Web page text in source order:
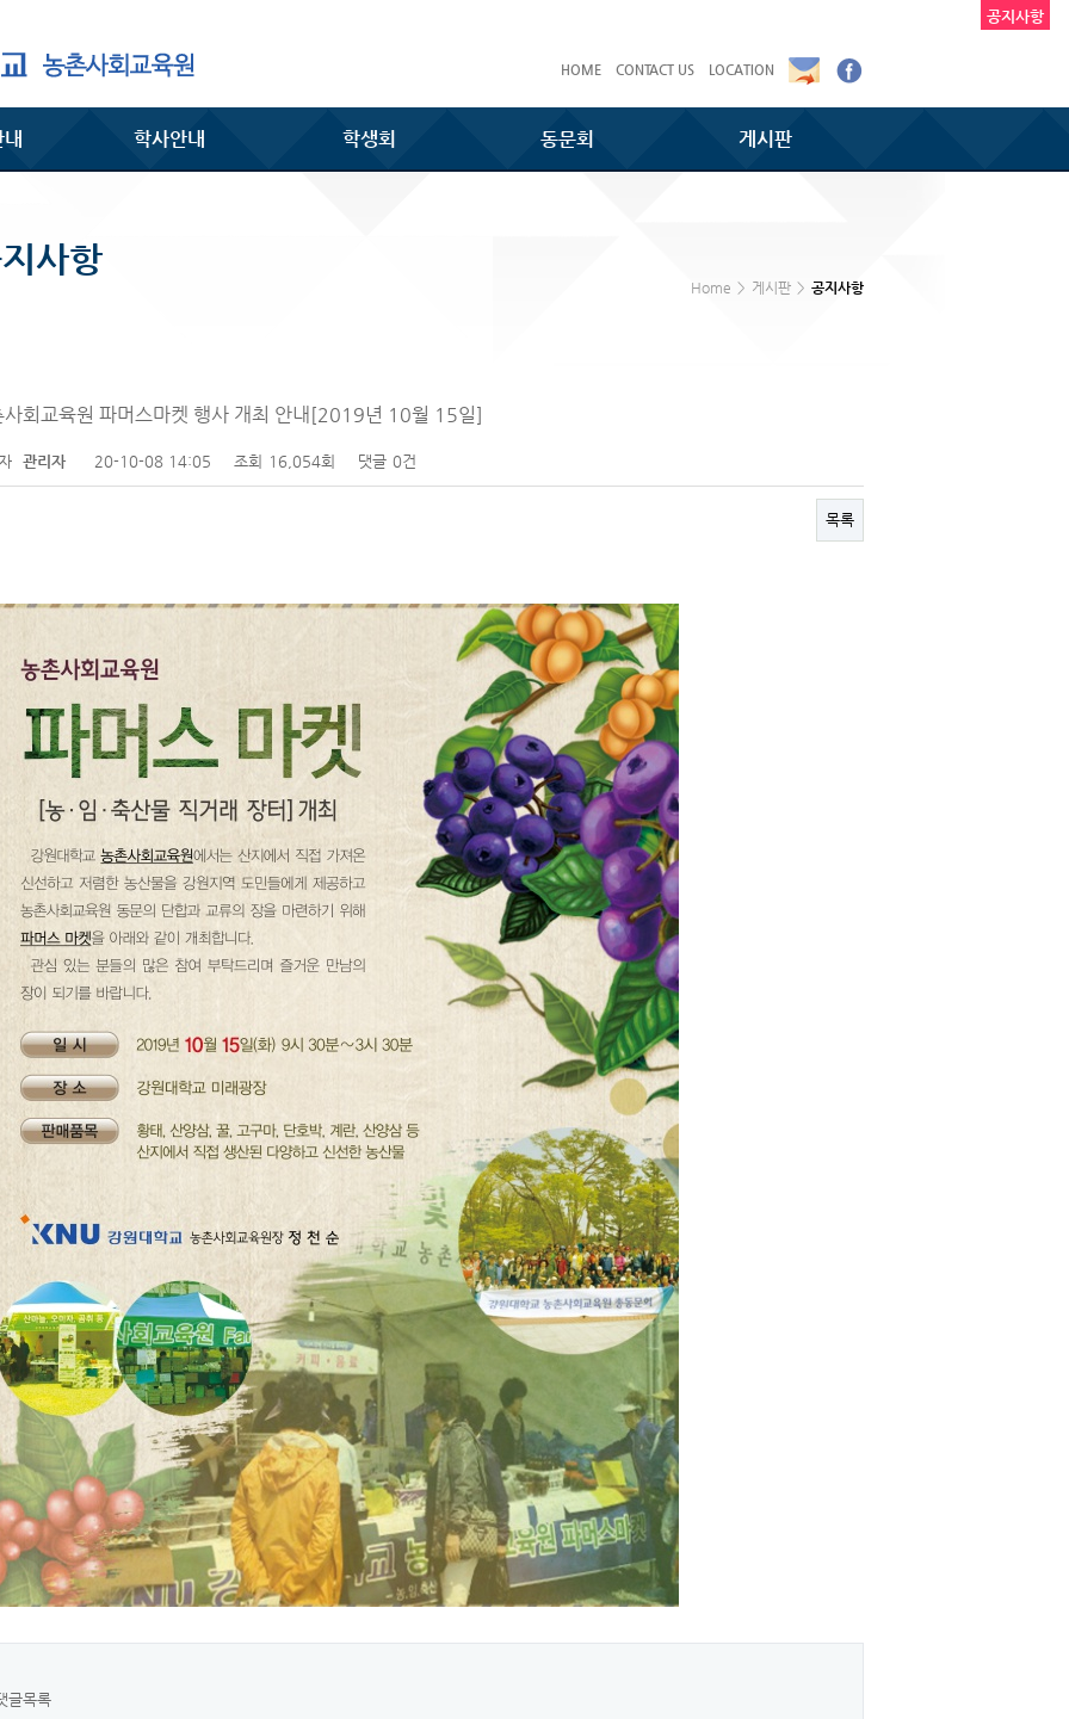
HOME CONTACT US LOCATION
학사안내 학생회 동문회 게시판
사항
Home > 게시판 > 공지사항
공지사항
사회교육원 파머스마켓 행사 개최 안내[2019년 10월 15일]
관리자 20-10-08 14:05 조회 16,054회 댓글 0건
목록
글목록